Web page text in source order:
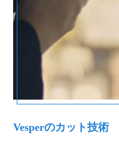
Vesperのカット技術